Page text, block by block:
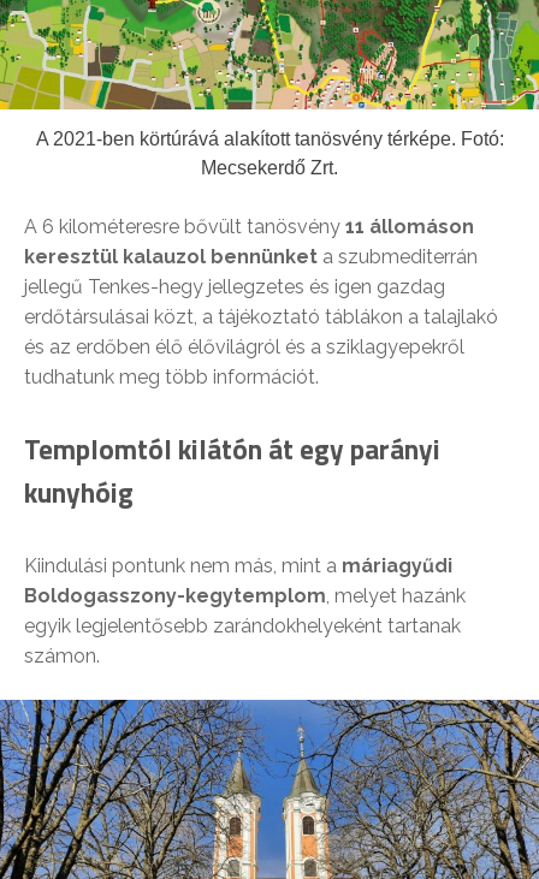
A 2021-ben körtúrává alakított tanösvény térképe. Fotó:
Mecsekerdő Zrt.
A 6 kilométeresre bővült tanösvény 11 állomáson
keresztül kalauzol bennünket a szubmediterrán
jellegű Tenkes-hegy jellegzetes és igen gazdag
erdőtársulásai közt, a tájékoztató táblákon a talajlakó
és az erdőben élő élővilágról és a sziklagyepekről
tudhatunk meg több információt.
Templomtól kilátón át egy parányi
kunyhóig
Kiindulási pontunk nem más, mint a máriagyűdi
Boldogasszony-kegytemplom, melyet hazánk
egyik legjelentősebb zarándokhelyeként tartanak
számon.